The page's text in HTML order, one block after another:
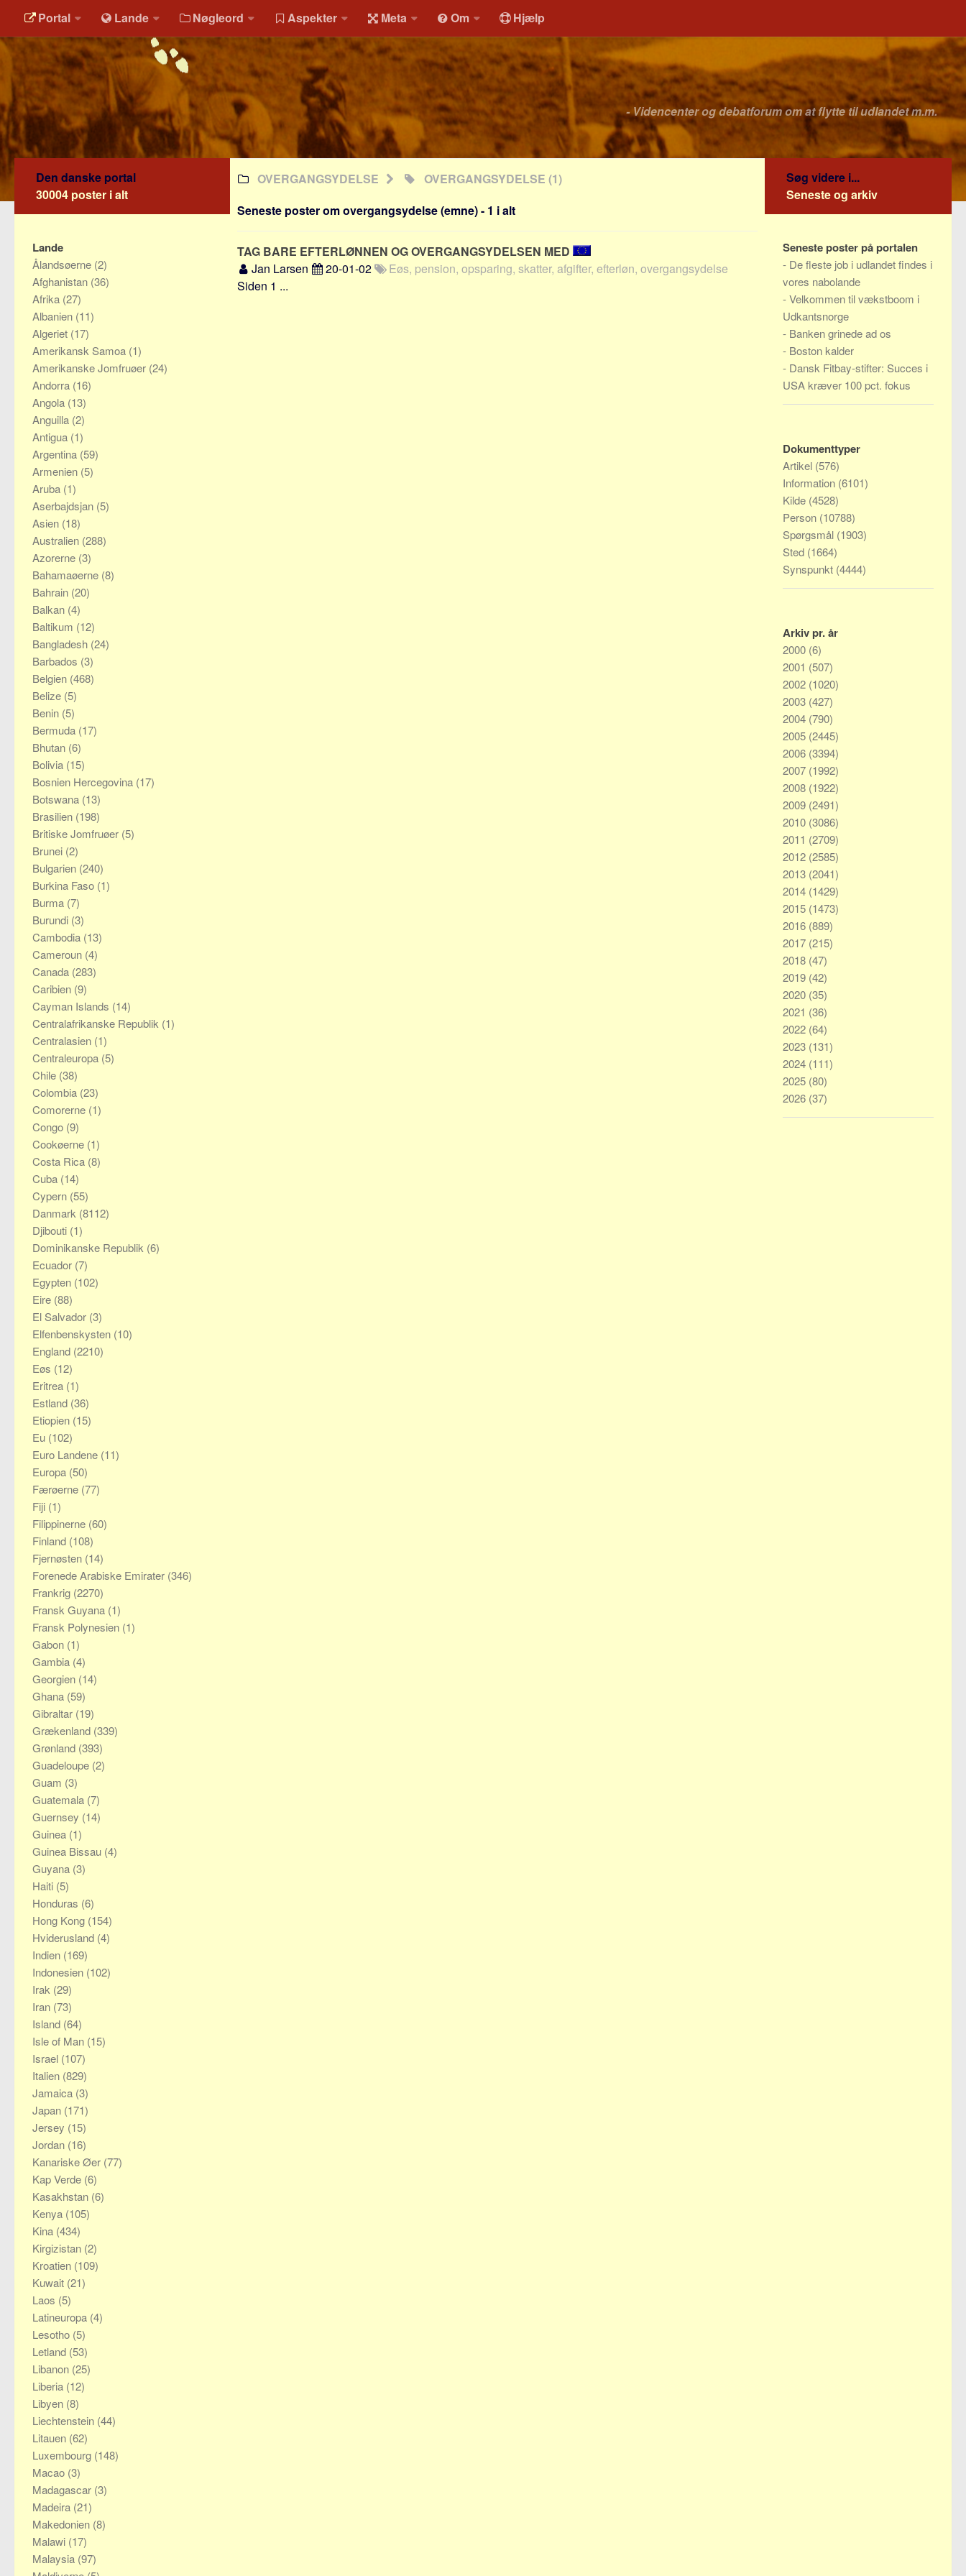
Portal Lande Nøgleord Aspekter Meta Om Hjælp
- Videncenter og debatforum om at flytte til udlandet m.m.
OVERGANGSYDELSE OVERGANGSYDELSE (1)
Seneste poster om overgangsydelse (emne) - 1 i alt
TAG BARE EFTERLØNNEN OG OVERGANGSYDELSEN MED
Jan Larsen
20-01-02
Eøs, pension, opsparing, skatter, afgifter, efterløn, overgangsydelse
Siden 1 ...
Den danske portal
30004 poster i alt
Lande
Ålandsøerne (2)
Afghanistan (36)
Afrika (27)
Albanien (11)
Algeriet (17)
Amerikansk Samoa (1)
Amerikanske Jomfruøer (24)
Andorra (16)
Angola (13)
Anguilla (2)
Antigua (1)
Argentina (59)
Armenien (5)
Aruba (1)
Aserbajdsjan (5)
Asien (18)
Australien (288)
Azorerne (3)
Bahamaøerne (8)
Bahrain (20)
Balkan (4)
Baltikum (12)
Bangladesh (24)
Barbados (3)
Belgien (468)
Belize (5)
Benin (5)
Bermuda (17)
Bhutan (6)
Bolivia (15)
Bosnien Hercegovina (17)
Botswana (13)
Brasilien (198)
Britiske Jomfruøer (5)
Brunei (2)
Bulgarien (240)
Burkina Faso (1)
Burma (7)
Burundi (3)
Cambodia (13)
Cameroun (4)
Canada (283)
Caribien (9)
Cayman Islands (14)
Centralafrikanske Republik (1)
Centralasien (1)
Centraleuropa (5)
Chile (38)
Colombia (23)
Comorerne (1)
Congo (9)
Cookøerne (1)
Costa Rica (8)
Cuba (14)
Cypern (55)
Danmark (8112)
Djibouti (1)
Dominikanske Republik (6)
Ecuador (7)
Egypten (102)
Eire (88)
El Salvador (3)
Elfenbenskysten (10)
England (2210)
Eøs (12)
Eritrea (1)
Estland (36)
Etiopien (15)
Eu (102)
Euro Landene (11)
Europa (50)
Færøerne (77)
Fiji (1)
Filippinerne (60)
Finland (108)
Fjernøsten (14)
Forenede Arabiske Emirater (346)
Frankrig (2270)
Fransk Guyana (1)
Fransk Polynesien (1)
Gabon (1)
Gambia (4)
Georgien (14)
Ghana (59)
Gibraltar (19)
Grækenland (339)
Grønland (393)
Guadeloupe (2)
Guam (3)
Guatemala (7)
Guernsey (14)
Guinea (1)
Guinea Bissau (4)
Guyana (3)
Haiti (5)
Honduras (6)
Hong Kong (154)
Hviderusland (4)
Indien (169)
Indonesien (102)
Irak (29)
Iran (73)
Island (64)
Isle of Man (15)
Israel (107)
Italien (829)
Jamaica (3)
Japan (171)
Jersey (15)
Jordan (16)
Kanariske Øer (77)
Kap Verde (6)
Kasakhstan (6)
Kenya (105)
Kina (434)
Kirgizistan (2)
Kroatien (109)
Kuwait (21)
Laos (5)
Latineuropa (4)
Lesotho (5)
Letland (53)
Libanon (25)
Liberia (12)
Libyen (8)
Liechtenstein (44)
Litauen (62)
Luxembourg (148)
Macao (3)
Madagascar (3)
Madeira (21)
Makedonien (8)
Malawi (17)
Malaysia (97)
Søg videre i...
Seneste og arkiv
Seneste poster på portalen
- De fleste job i udlandet findes i
vores nabolande
-Velkommen til vækstboom i
Udkantsnorge
- Banken grinede ad os
- Boston kalder
- Dansk Fitbay-stifter: Succes i
USA kræver 100 pct. fokus
Dokumenttyper
Artikel (576)
Information (6101)
Kilde (4528)
Person (10788)
Spørgsmål (1903)
Sted (1664)
Synspunkt (4444)
Arkiv pr. år
2000 (6)
2001 (507)
2002 (1020)
2003 (427)
2004 (790)
2005 (2445)
2006 (3394)
2007 (1992)
2008 (1922)
2009 (2491)
2010 (3086)
2011 (2709)
2012 (2585)
2013 (2041)
2014 (1429)
2015 (1473)
2016 (889)
2017 (215)
2018 (47)
2019 (42)
2020 (35)
2021 (36)
2022 (64)
2023 (131)
2024 (111)
2025 (80)
2026 (37)